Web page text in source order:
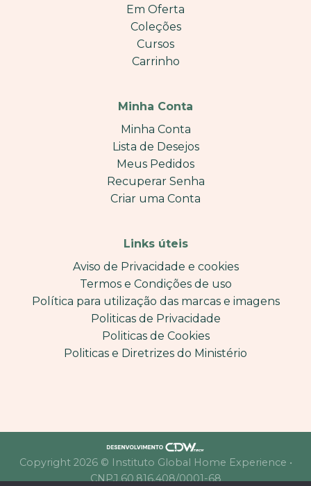
Em Oferta
Coleções
Cursos
Carrinho
Minha Conta
Minha Conta
Lista de Desejos
Meus Pedidos
Recuperar Senha
Criar uma Conta
Links úteis
Aviso de Privacidade e cookies
Termos e Condições de uso
Política para utilização das marcas e imagens
Politicas de Privacidade
Politicas de Cookies
Politicas e Diretrizes do Ministério
Copyright 2026 © Instituto Global Home Experience •
CNPJ 60.816.408/0001-68